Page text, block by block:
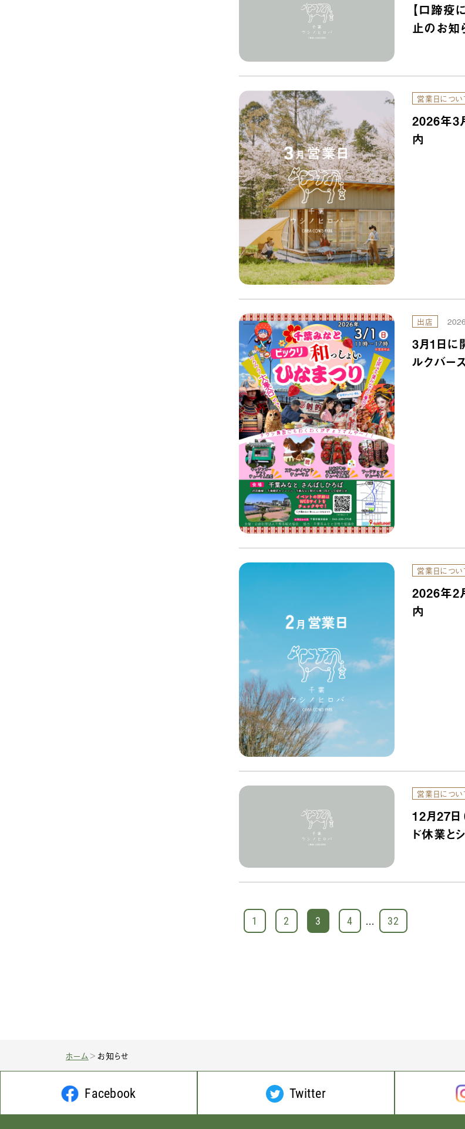
【口蹄疫
止のお知
営業日につい
2026年3
内
出店
3月1日に
ルクバー
営業日につい
2026年2
内
営業日につい
12月27日
ド休業と
1 2 3 4 ... 32
ホーム お知らせ
Facebook Twitter